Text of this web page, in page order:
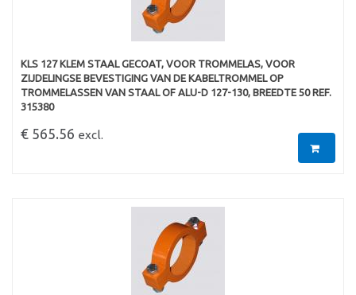
KLS 127 KLEM STAAL GECOAT, VOOR TROMMELAS, VOOR
ZIJDELINGSE BEVESTIGING VAN DE KABELTROMMEL OP
TROMMELASSEN VAN STAAL OF ALU-D 127-130, BREEDTE 50 REF.
315380
€ 565.56 excl.